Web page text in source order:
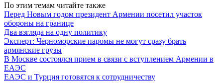
По этим темам читайте также
Перед Новым годом президент Армении посетил участок
обороны на границе
Два взгляда на одну политику
Эксперт: Черноморские паромы не могут сразу брать
армянские грузы
В Москве состоялся прием в связи с вступлением Армении в
ЕАЭС
ЕАЭС и Турция готовятся к сотрудничеству